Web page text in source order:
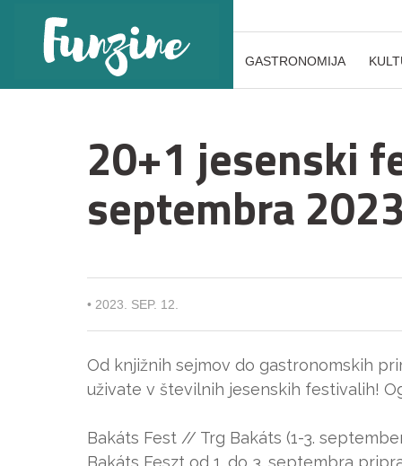
GASTRONOMIJA
20+1 jesenski
septembra
• 2023. SEP. 12.
Od knjižnih sejmov do gastronomskih
uživate v številnih jesenskih festivalih!
Bakáts Fest // Trg Bakáts (1-3.
Bakáts Feszt od 1. do 3. septembra